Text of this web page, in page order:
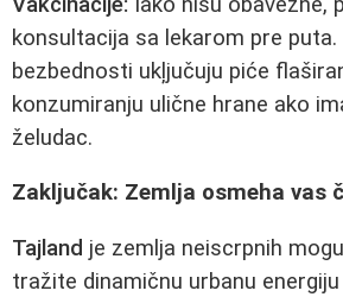
konsultacija sa lekarom pre
bezbednosti ukļjučuju piće
konzumiranju ulične hrane ako
želudac.
Zaključak: Zemlja osmeha vas
Tajland je zemlja neiscrpnih
tražite dinamičnu urbanu energiju